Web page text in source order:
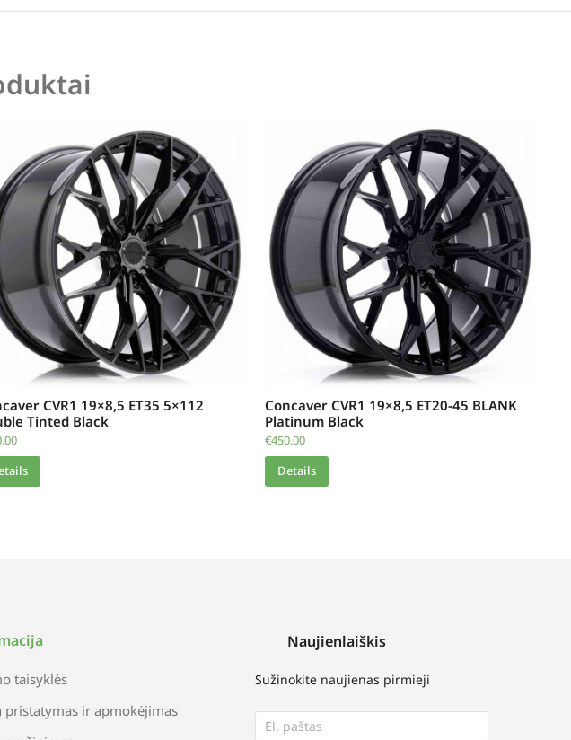
CVR1 19×8,5 ET35 5×112
Tinted Black
Concaver CVR1 19×8,5 ET20-45 BLANK
Platinum Black
€450.00
Details
taisyklės
pristatymas ir apmokėjimas
Naujienlaiškis
Sužinokite naujienas pirmieji